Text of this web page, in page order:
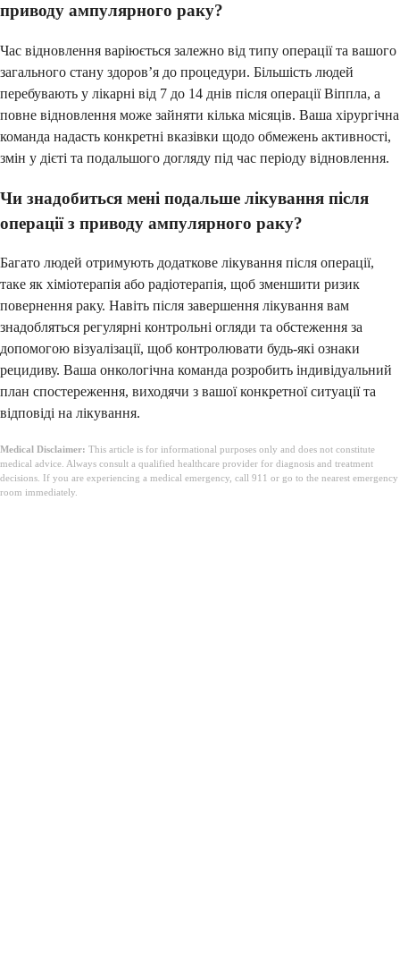
приводу ампулярного раку?
Час відновлення варіюється залежно від типу операції та вашого
загального стану здоров’я до процедури. Більшість людей
перебувають у лікарні від 7 до 14 днів після операції Віппла, а
повне відновлення може зайняти кілька місяців. Ваша хірургічна
команда надасть конкретні вказівки щодо обмежень активності,
змін у дієті та подальшого догляду під час періоду відновлення.
Чи знадобиться мені подальше лікування після
операції з приводу ампулярного раку?
Багато людей отримують додаткове лікування після операції,
таке як хіміотерапія або радіотерапія, щоб зменшити ризик
повернення раку. Навіть після завершення лікування вам
знадобляться регулярні контрольні огляди та обстеження за
допомогою візуалізації, щоб контролювати будь-які ознаки
рецидиву. Ваша онкологічна команда розробить індивідуальний
план спостереження, виходячи з вашої конкретної ситуації та
відповіді на лікування.
Medical Disclaimer: This article is for informational purposes only and does not constitute
medical advice. Always consult a qualified healthcare provider for diagnosis and treatment
decisions. If you are experiencing a medical emergency, call 911 or go to the nearest emergency
room immediately.